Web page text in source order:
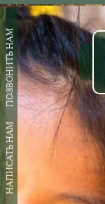
ПОЗВОНИТЬ НАМ
НАПИСАТЬ НАМ